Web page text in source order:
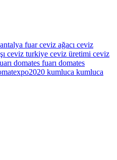
antalya fuarceviz ağacı ceviz
ceviz turkiye ceviz üretimi ceviz
domates fuarı domates
kumluca kumluca